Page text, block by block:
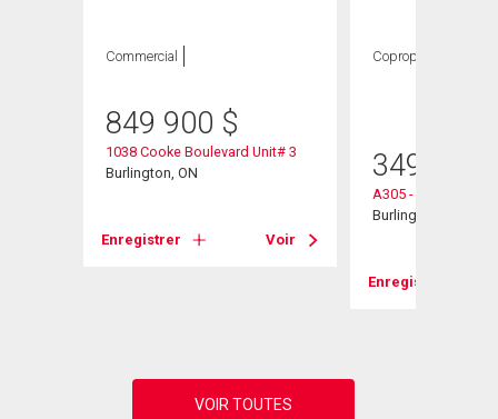
Commercial
849 900 $
1038 Cooke Boulevard Unit# 3
Burlington, ON
Enregistrer Voir
Copropriété
349 900
A305 - 1117 Cooke
Burlington, ON
Enregistrer